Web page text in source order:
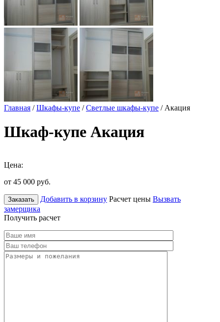
Главная /Шкафы-купе /Светлые шкафы-купе / Акация
Шкаф-купе Акация
Цена:
от 45 000 руб.
Заказать Добавить в корзину Расчет цены Вызвать
замерщика
Получить расчет